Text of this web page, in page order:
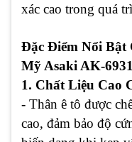
xác cao trong quá
Đặc Điểm Nổi Bật
Mỹ Asaki AK-6931
1. Chất Liệu Cao
- Thân ê tô được
cao, đảm bảo độ